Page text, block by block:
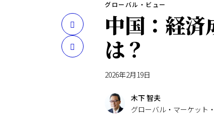
グローバル・ビュー
中国：経済
は？
2026年2月19日
木下 智夫
グローバル・マーケット